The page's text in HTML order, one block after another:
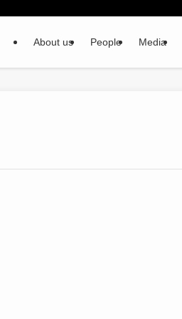
About us People Media